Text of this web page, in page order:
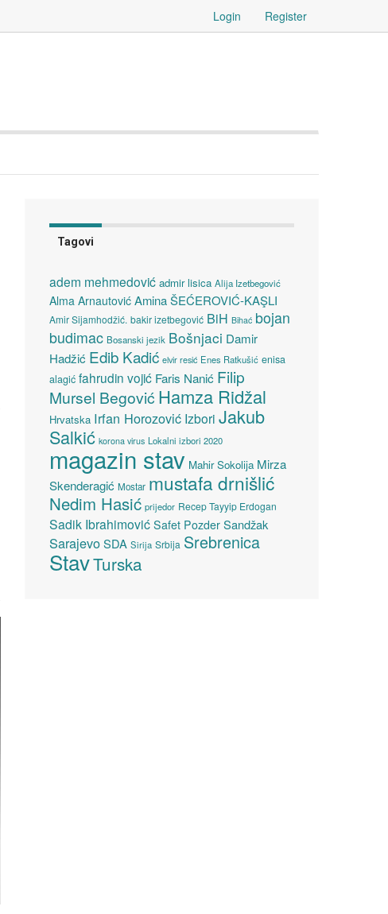
Login Register
Tagovi
adem mehmedović admir lisica Alija Izetbegović
Alma Arnautović Amina ŠEĆEROVIĆ-KAŞLI
Amir Sijamhodžić. bakir izetbegović BiH Bihać bojan
budimac Bosanski jezik Bošnjaci Damir
Hadžić Edib Kadić elvir resić Enes Ratkušić enisa
alagić fahrudin vojić Faris Nanić Filip
Mursel Begović Hamza Ridžal
Hrvatska Irfan Horozović Izbori Jakub
Salkić korona virus Lokalni izbori 2020
magazin stav Mahir Sokolija Mirza
Skenderagić Mostar mustafa drnišlić
Nedim Hasić prijedor Recep Tayyip Erdogan
Sadik Ibrahimović Safet Pozder Sandžak
SarajevoSDA Sirija Srbija Srebrenica
StavTurska